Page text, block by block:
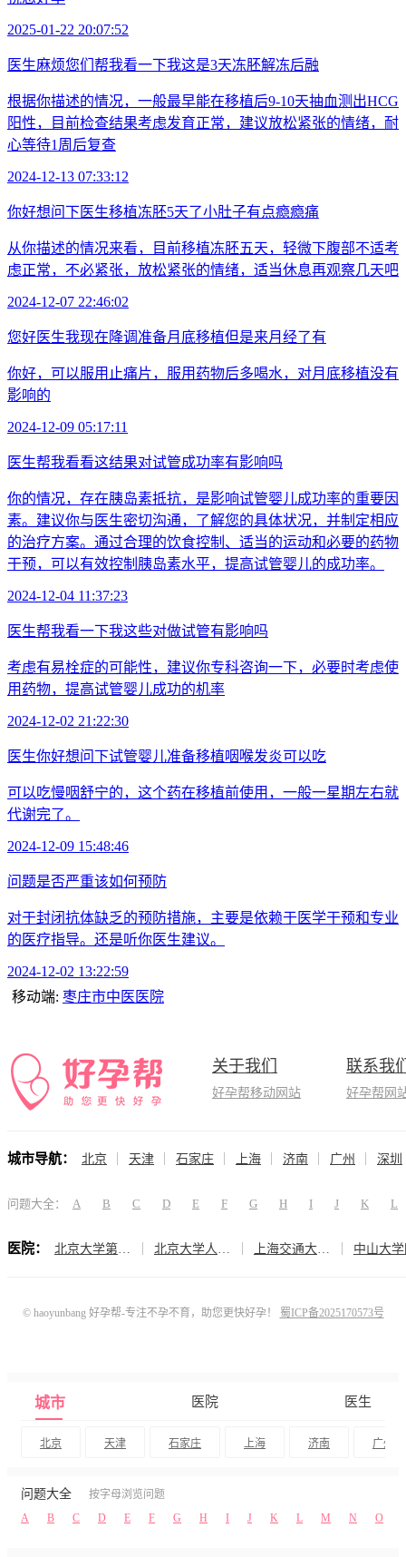
2025-01-22 20:07:52
医生麻烦您们帮我看一下我这是3天冻胚解冻后融
根据你描述的情况，一般最早能在移植后9-10天抽血测出HCG
阳性，目前检查结果考虑发育正常，建议放松紧张的情绪，耐
心等待1周后复查
2024-12-13 07:33:12
你好想问下医生移植冻胚5天了小肚子有点瘾瘾痛
从你描述的情况来看，目前移植冻胚五天，轻微下腹部不适考
虑正常，不必紧张，放松紧张的情绪，适当休息再观察几天吧
2024-12-07 22:46:02
您好医生我现在降调准备月底移植但是来月经了有
你好，可以服用止痛片，服用药物后多喝水，对月底移植没有
影响的
2024-12-09 05:17:11
医生帮我看看这结果对试管成功率有影响吗
你的情况，存在胰岛素抵抗，是影响试管婴儿成功率的重要因
素。建议你与医生密切沟通，了解您的具体状况，并制定相应
的治疗方案。通过合理的饮食控制、适当的运动和必要的药物
干预，可以有效控制胰岛素水平，提高试管婴儿的成功率。
2024-12-04 11:37:23
医生帮我看一下我这些对做试管有影响吗
考虑有易栓症的可能性，建议你专科咨询一下，必要时考虑使
用药物，提高试管婴儿成功的机率
2024-12-02 21:22:30
医生你好想问下试管婴儿准备移植咽喉发炎可以吃
可以吃慢咽舒宁的，这个药在移植前使用，一般一星期左右就
代谢完了。
2024-12-09 15:48:46
问题是否严重该如何预防
对于封闭抗体缺乏的预防措施，主要是依赖于医学干预和专业
的医疗指导。还是听你医生建议。
2024-12-02 13:22:59
移动端: 枣庄市中医医院
关于我们
好孕帮移动网站
联系我
好孕帮网
城市导航： 北京 天津 石家庄 上海 济南 广州 深圳
问题大全： A B C D E F G H I J K L
医院：
© haoyunbang 好孕帮-专注不孕不育，助您更快好孕！ 蜀ICP备2025170573号
城市 医院 医生
北京 天津 石家庄 上海 济南 广州
问题大全
按字母浏览问题
A
B C D E F G H I J K L M N O